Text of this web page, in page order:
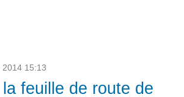
2014 15:13
feuille de route de